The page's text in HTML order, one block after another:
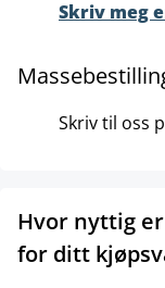
Skriv meg
Skriv til oss
Hvor nyttig
for ditt